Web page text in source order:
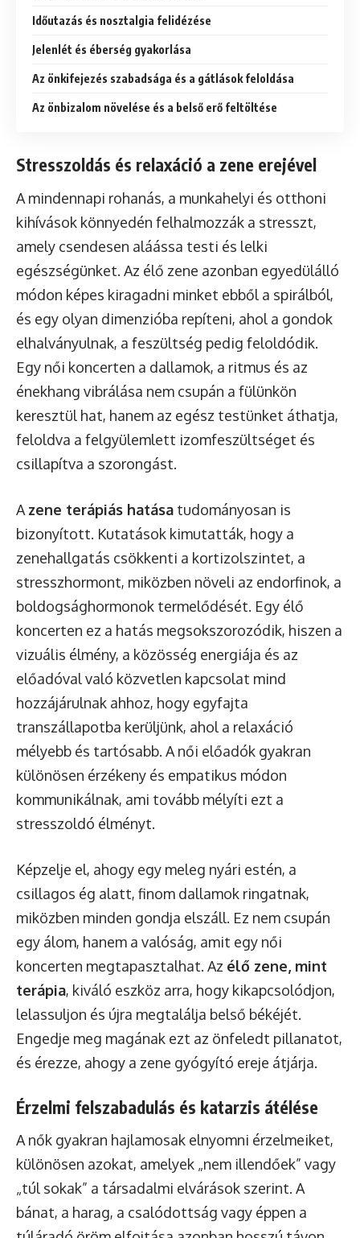
Időutazás és nosztalgia felidézése
Jelenlét és éberség gyakorlása
Az önkifejezés szabadsága és a gátlások feloldása
Az önbizalom növelése és a belső erő feltöltése
Stresszoldás és relaxáció a zene erejével
A mindennapi rohanás, a munkahelyi és otthoni
kihívások könnyedén felhalmozzák a stresszt,
amely csendesen aláássa testi és lelki
egészségünket. Az élő zene azonban egyedülálló
módon képes kiragadni minket ebből a spirálból,
és egy olyan dimenzióba repíteni, ahol a gondok
elhalványulnak, a feszültség pedig feloldódik.
Egy női koncerten a dallamok, a ritmus és az
énekhang vibrálása nem csupán a fülünkön
keresztül hat, hanem az egész testünket áthatja,
feloldva a felgyülemlett izomfeszültséget és
csillapítva a szorongást.
A zene terápiás hatása tudományosan is
bizonyított. Kutatások kimutatták, hogy a
zenehallgatás csökkenti a kortizolszintet, a
stresszhormont, miközben növeli az endorfinok, a
boldogsághormonok termelődését. Egy élő
koncerten ez a hatás megsokszorozódik, hiszen a
vizuális élmény, a közösség energiája és az
előadóval való közvetlen kapcsolat mind
hozzájárulnak ahhoz, hogy egyfajta
transzállapotba kerüljünk, ahol a relaxáció
mélyebb és tartósabb. A női előadók gyakran
különösen érzékeny és empatikus módon
kommunikálnak, ami tovább mélyíti ezt a
stresszoldó élményt.
Képzelje el, ahogy egy meleg nyári estén, a
csillagos ég alatt, finom dallamok ringatnak,
miközben minden gondja elszáll. Ez nem csupán
egy álom, hanem a valóság, amit egy női
koncerten megtapasztalhat. Az élő zene, mint
terápia, kiváló eszköz arra, hogy kikapcsolódjon,
lelassuljon és újra megtalálja belső békéjét.
Engedje meg magának ezt az önfeledt pillanatot,
és érezze, ahogy a zene gyógyító ereje átjárja.
Érzelmi felszabadulás és katarzis átélése
A nők gyakran hajlamosak elnyomni érzelmeiket,
különösen azokat, amelyek „nem illendőek” vagy
„túl sokak” a társadalmi elvárások szerint. A
bánat, a harag, a csalódottság vagy éppen a